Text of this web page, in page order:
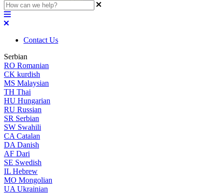
Contact Us
Serbian
RO Romanian
CK kurdish
MS Malaysian
TH Thai
HU Hungarian
RU Russian
SR Serbian
SW Swahili
CA Catalan
DA Danish
AF Dari
SE Swedish
IL Hebrew
MO Mongolian
UA Ukrainian